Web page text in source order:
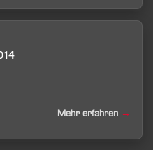
Mehr erfahren